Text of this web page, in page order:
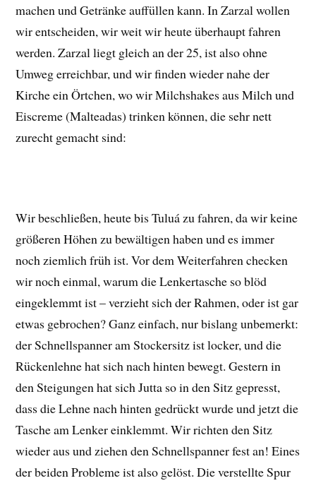
machen und Getränke auffüllen kann. In Zarzal wollen
wir entscheiden, wir weit wir heute überhaupt fahren
werden. Zarzal liegt gleich an der 25, ist also ohne
Umweg erreichbar, und wir finden wieder nahe der
Kirche ein Örtchen, wo wir Milchshakes aus Milch und
Eiscreme (Malteadas) trinken können, die sehr nett
zurecht gemacht sind:
Wir beschließen, heute bis Tuluá zu fahren, da wir keine
größeren Höhen zu bewältigen haben und es immer
noch ziemlich früh ist. Vor dem Weiterfahren checken
wir noch einmal, warum die Lenkertasche so blöd
eingeklemmt ist – verzieht sich der Rahmen, oder ist gar
etwas gebrochen? Ganz einfach, nur bislang unbemerkt:
der Schnellspanner am Stockersitz ist locker, und die
Rückenlehne hat sich nach hinten bewegt. Gestern in
den Steigungen hat sich Jutta so in den Sitz gepresst,
dass die Lehne nach hinten gedrückt wurde und jetzt die
Tasche am Lenker einklemmt. Wir richten den Sitz
wieder aus und ziehen den Schnellspanner fest an! Eines
der beiden Probleme ist also gelöst. Die verstellte Spur